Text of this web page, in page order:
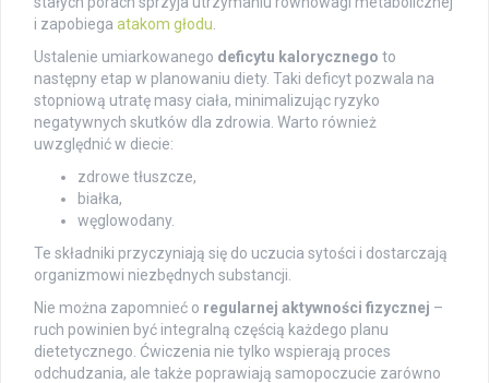
i zapobiega atakom głodu
Ustalenie umiarkowanego deficytu kalorycznego to
następny etap w planowaniu diety. Taki deficyt pozwala na
stopniową utratę masy ciała, minimalizując ryzyko
negatywnych skutków dla zdrowia. Warto również
uwzględnić w diecie:
zdrowe tłuszcze,
białka,
węglowodany.
Te składniki przyczyniają się do uczucia sytości i dostarczają
organizmowi niezbędnych substancji.
Nie można zapomnieć o regularnej aktywności fizycznej –
ruch powinien być integralną częścią każdego planu
dietetycznego. Ćwiczenia nie tylko wspierają proces
odchudzania, ale także poprawiają samopoczucie zarówno